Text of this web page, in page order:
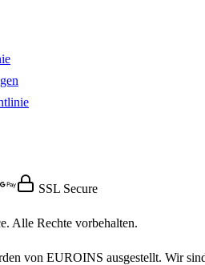
SSL Secure
Alle Rechte vorbehalten.
von EUROINS ausgestellt. Wir